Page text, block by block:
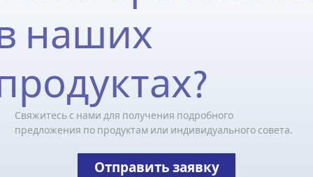
наших
Свяжитесь с нами для получения подробного
предложения по продуктам или индивидуального совета.
Отправить заявку